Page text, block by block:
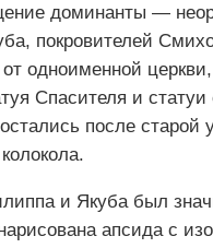
доминанты —
покровителей
одноименной
Спасителя и
после
и Якуба был
апсида с